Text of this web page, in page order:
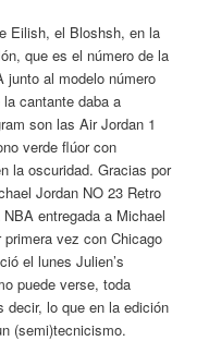
Eilish, el Bloshsh, en la
que es el número de la
junto al modelo número
cantante daba a
son las Air Jordan 1
verde flúor con
la oscuridad. Gracias por
Jordan NO 23 Retro
entregada a Michael
vez con Chicago
el lunes Julien’s
puede verse, toda
decir, lo que en la edición
(semi)tecnicismo.